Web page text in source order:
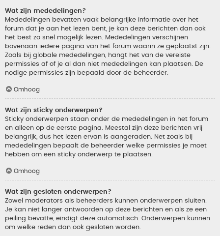
Wat zijn mededelingen?
Mededelingen bevatten vaak belangrijke informatie over het
forum dat je aan het lezen bent, je kan deze berichten dan ook
het best zo snel mogelijk lezen. Mededelingen verschijnen
bovenaan iedere pagina van het forum waarin ze geplaatst zijn.
Zoals bij globale mededelingen, hangt het van de vereiste
permissies af of je al dan niet mededelingen kan plaatsen. De
nodige permissies zijn bepaald door de beheerder.
Omhoog
Wat zijn sticky onderwerpen?
Sticky onderwerpen staan onder de mededelingen in het forum
en alleen op de eerste pagina. Meestal zijn deze berichten vrij
belangrijk, dus het lezen ervan is aangeraden. Net zoals bij
mededelingen bepaalt de beheerder welke permissies je moet
hebben om een sticky onderwerp te plaatsen.
Omhoog
Wat zijn gesloten onderwerpen?
Zowel moderators als beheerders kunnen onderwerpen sluiten.
Je kan niet langer antwoorden op deze berichten en als ze een
peiling bevatte, eindigt deze automatisch. Onderwerpen kunnen
om welke reden dan ook gesloten worden.